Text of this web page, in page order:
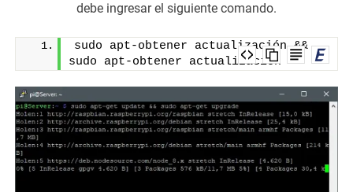
debe ingresar el siguiente comando.
sudo apt-obtener actualización &&
sudo apt-obtener actualización